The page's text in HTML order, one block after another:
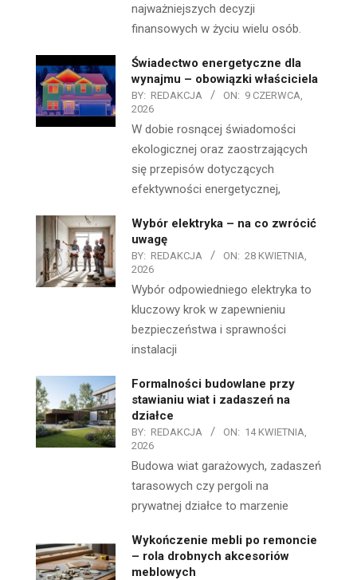
najważniejszych decyzji
finansowych w życiu wielu osób.
Świadectwo energetyczne dla
wynajmu – obowiązki właściciela
BY: REDAKCJA ON: 9 CZERWCA,
2026
W dobie rosnącej świadomości
ekologicznej oraz zaostrzających
się przepisów dotyczących
efektywności energetycznej,
Wybór elektryka – na co zwrócić
uwagę
BY: REDAKCJA ON: 28 KWIETNIA,
2026
Wybór odpowiedniego elektryka to
kluczowy krok w zapewnieniu
bezpieczeństwa i sprawności
instalacji
Formalności budowlane przy
stawianiu wiat i zadaszeń na
działce
BY: REDAKCJA ON: 14 KWIETNIA,
2026
Budowa wiat garażowych, zadaszeń
tarasowych czy pergoli na
prywatnej działce to marzenie
Wykończenie mebli po remoncie
– rola drobnych akcesoriów
meblowych